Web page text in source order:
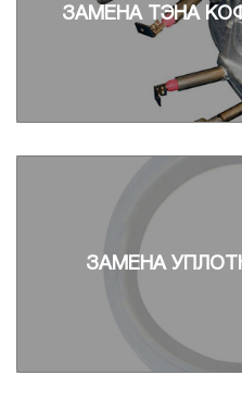
ЗАМЕНА ТЭНА
ЗАМЕНА